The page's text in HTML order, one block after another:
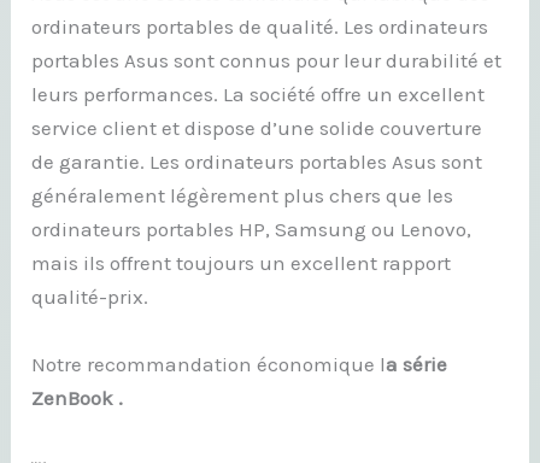
ordinateurs portables de qualité. Les ordinateurs
portables Asus sont connus pour leur durabilité et
leurs performances. La société offre un excellent
service client et dispose d’une solide couverture
de garantie. Les ordinateurs portables Asus sont
généralement légèrement plus chers que les
ordinateurs portables HP, Samsung ou Lenovo,
mais ils offrent toujours un excellent rapport
qualité-prix.
Notre recommandation économique lasérie
ZenBook .